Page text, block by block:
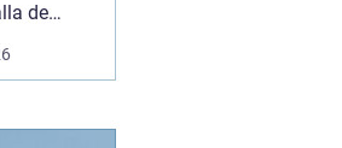
de
en
och
av